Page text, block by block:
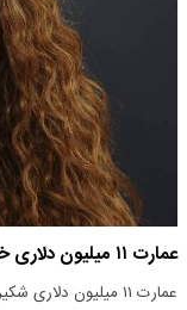
عمارت ۱۱ میلیون دلاری خواننده جام‌جهانی | یک دکوراسیون خاورمیانه‌ای
عمارت ۱۱ میلیون